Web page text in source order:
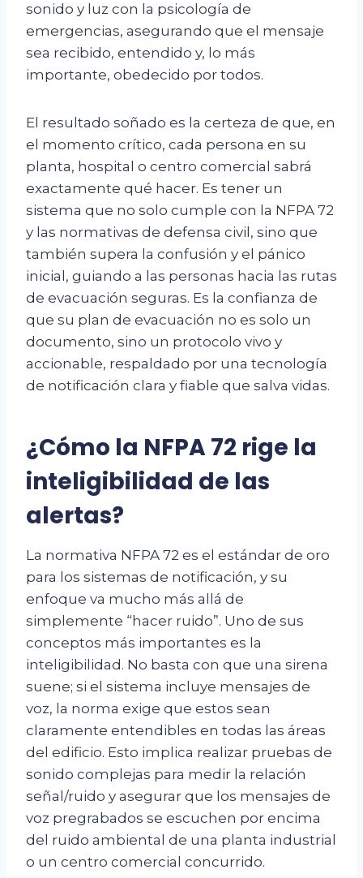
sonido y luz con la psicología de
emergencias, asegurando que el mensaje
sea recibido, entendido y, lo más
importante, obedecido por todos.
El resultado soñado es la certeza de que, en
el momento crítico, cada persona en su
planta, hospital o centro comercial sabrá
exactamente qué hacer. Es tener un
sistema que no solo cumple con la NFPA 72
y las normativas de defensa civil, sino que
también supera la confusión y el pánico
inicial, guiando a las personas hacia las rutas
de evacuación seguras. Es la confianza de
que su plan de evacuación no es solo un
documento, sino un protocolo vivo y
accionable, respaldado por una tecnología
de notificación clara y fiable que salva vidas.
¿Cómo la NFPA 72 rige la
inteligibilidad de las
alertas?
La normativa NFPA 72 es el estándar de oro
para los sistemas de notificación, y su
enfoque va mucho más allá de
simplemente “hacer ruido”. Uno de sus
conceptos más importantes es la
inteligibilidad. No basta con que una sirena
suene; si el sistema incluye mensajes de
voz, la norma exige que estos sean
claramente entendibles en todas las áreas
del edificio. Esto implica realizar pruebas de
sonido complejas para medir la relación
señal/ruido y asegurar que los mensajes de
voz pregrabados se escuchen por encima
del ruido ambiental de una planta industrial
o un centro comercial concurrido.